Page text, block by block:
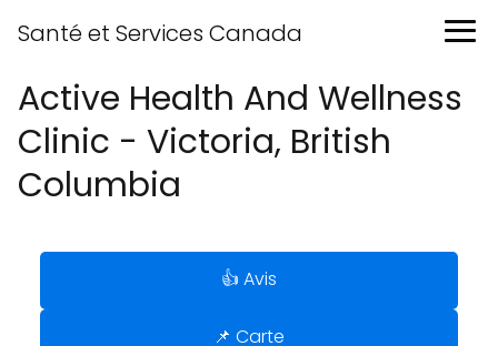
Santé et Services Canada
Active Health And Wellness
Clinic - Victoria, British
Columbia
👍 Avis
📌 Carte